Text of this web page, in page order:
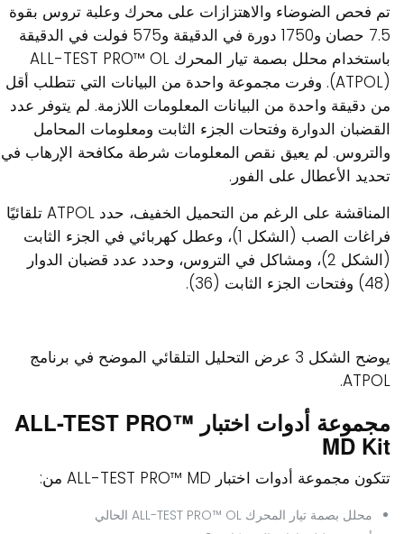
تم فحص الضوضاء والاهتزازات على محرك وعلبة تروس بقوة
7.5 حصان و1750 دورة في الدقيقة و575 فولت في الدقيقة
باستخدام محلل بصمة تيار المحرك ALL-TEST PRO™ OL
(ATPOL). وفرت مجموعة واحدة من البيانات التي تتطلب أقل
من دقيقة واحدة من البيانات المعلومات اللازمة. لم يتوفر عدد
القضبان الدوارة وفتحات الجزء الثابت ومعلومات المحامل
والتروس. لم يعيق نقص المعلومات شرطة مكافحة الإرهاب في
تحديد الأعطال على الفور.
المناقشة على الرغم من التحميل الخفيف، حدد ATPOL تلقائيًا
فراغات الصب (الشكل 1)، وعطل كهربائي في الجزء الثابت
(الشكل 2)، ومشاكل في التروس، وحدد عدد قضبان الدوار
(48) وفتحات الجزء الثابت (36).
يوضح الشكل 3 عرض التحليل التلقائي الموضح في برنامج
ATPOL.
مجموعة أدوات اختبار ALL-TEST PRO™
MD Kit
تتكون مجموعة أدوات اختبار ALL-TEST PRO™ MD من:
محلل بصمة تيار المحرك ALL-TEST PRO™ OL الحالي